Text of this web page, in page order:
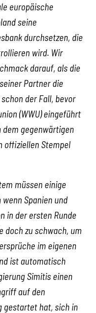
europäische
seine
durchsetzen, die
wird. Wir
darauf, als die
Partner die
der Fall, bevor
(WWU) eingeführt
dem gegenwärtigen
offiziellen Stempel
müssen einige
Spanien und
in der ersten Runde
doch zu schwach, um
im eigenen
ist automatisch
Simitis einen
auf den
gestartet hat, sich in